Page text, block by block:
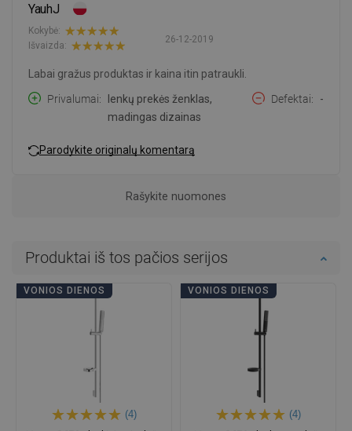
YauhJ
26-12-2019
Kokybė:
Išvaizda:
Labai gražus produktas ir kaina itin patraukli.
Privalumai
lenkų prekės ženklas,
madingas dizainas
Defektai -
Parodykite originalų komentarą
Rašykite nuomones
Produktai iš tos pačios serijos
VONIOS DIENOS
(4)
VONIOS DIENOS
(4)